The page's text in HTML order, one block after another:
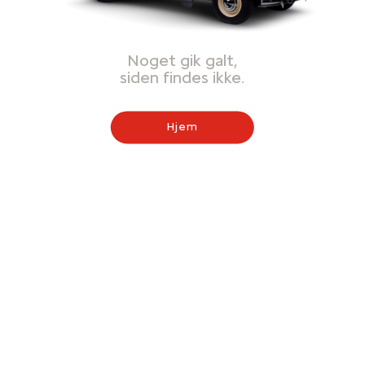
Noget gik galt,
siden findes ikke.
Hjem